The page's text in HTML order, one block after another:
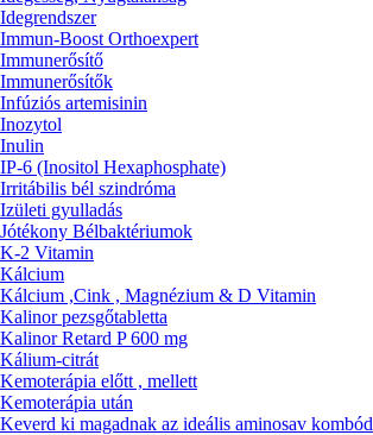
Idegrendszer
Immun-Boost Orthoexpert
Immunerősítő
Immunerősítők
Infúziós artemisinin
Inozytol
Inulin
IP-6 (Inositol Hexaphosphate)
Irritábilis bél szindróma
Izületi gyulladás
Jótékony Bélbaktériumok
K-2 Vitamin
Kálcium
Kálcium ,Cink , Magnézium & D Vitamin
Kalinor pezsgőtabletta
Kalinor Retard P 600 mg
Kálium-citrát
Kemoterápia előtt , mellett
Kemoterápia után
Keverd ki magadnak az ideális aminosav kombód